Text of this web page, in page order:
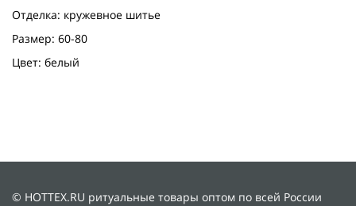
Отделка: кружевное шитье
Размер: 60-80
Цвет: белый
© HOTTEX.RU ритуальные товары оптом по всей России